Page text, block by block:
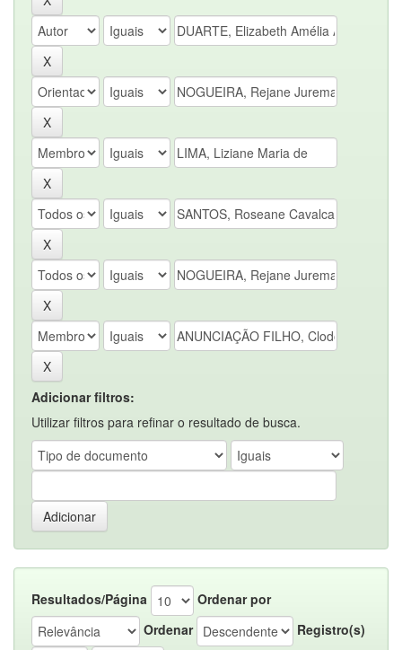
Adicionar filtros:
Utilizar filtros para refinar o resultado de busca.
Resultados/Página
Ordenar por
Ordenar
Registro(s)